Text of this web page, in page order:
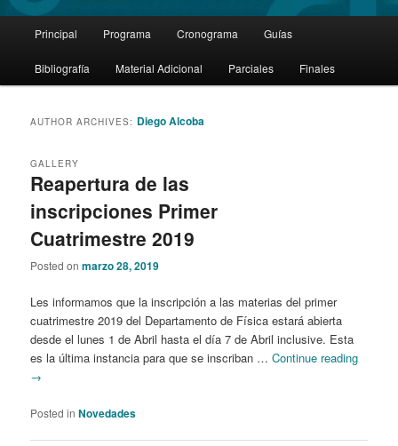
Skip
to
Skip
to
Principal Programa Cronograma Guías
Bibliografía Material Adicional Parciales Finales
AUTHOR ARCHIVES: Diego Alcoba
Reapertura de las
inscripciones Primer
Cuatrimestre 2019
GALLERY
Posted onmarzo 28, 2019
Les informamos que la inscripción a las materias del primer
cuatrimestre 2019 del Departamento de Física estará abierta
desde el lunes 1 de Abril hasta el día 7 de Abril inclusive. Esta
es la última instancia para que se inscriban …Continue reading
→
Posted in Novedades